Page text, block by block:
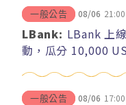
一般公告 08/06 21:00
LBank: LBank 上
動，瓜分 10,000
一般公告 08/06 17:00